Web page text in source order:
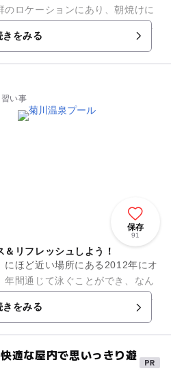
のロケーションにあり、朝焼けに
子どものプールデビューにピッ
きをみる
い事
保存
91
リフレッシュしよう！
にほど近い場所にある2012年にオ
年間通じて泳ぐことができ、なん
プールとは少し違った感覚で泳
きをみる
適な屋内で思いっきり遊